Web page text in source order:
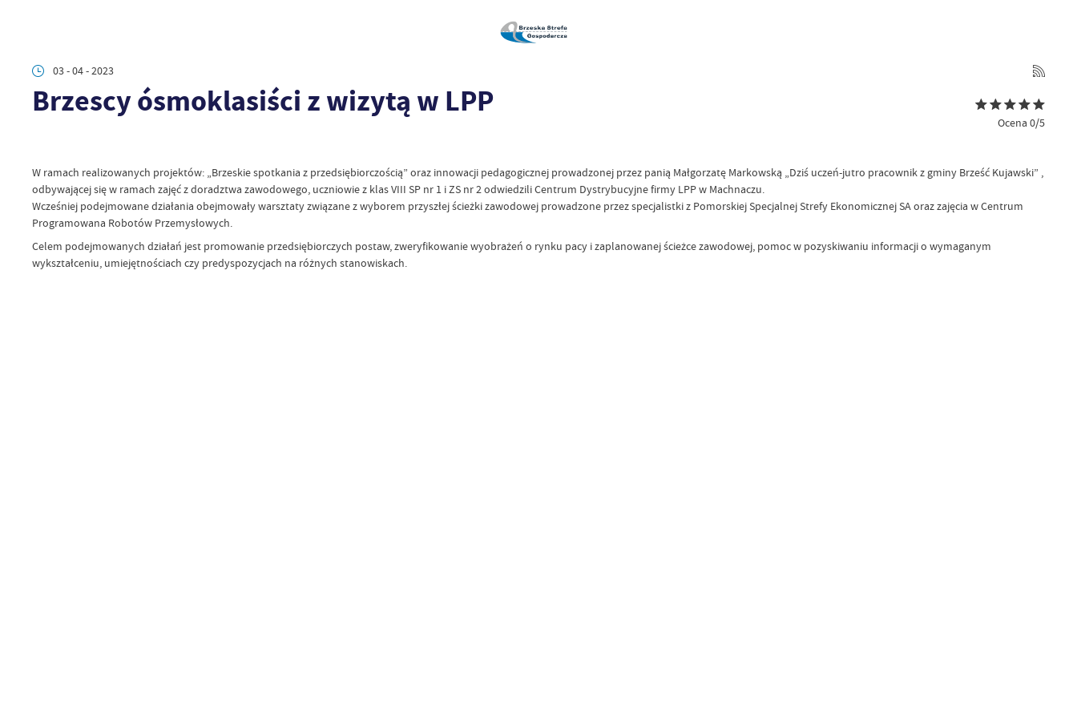
03 - 04 - 2023
Brzescy ósmoklasiści z wizytą w LPP
Ocena 0/5
W ramach realizowanych projektów: „Brzeskie spotkania z przedsiębiorczością” oraz innowacji pedagogicznej prowadzonej przez panią Małgorzatę Markowską „Dziś uczeń-jutro pracownik z gminy Brześć Kujawski” ,
odbywającej się w ramach zajęć z doradztwa zawodowego, uczniowie z klas VIII SP nr 1 i ZS nr 2 odwiedzili Centrum Dystrybucyjne firmy LPP w Machnaczu.
Wcześniej podejmowane działania obejmowały warsztaty związane z wyborem przyszłej ścieżki zawodowej prowadzone przez specjalistki z Pomorskiej Specjalnej Strefy Ekonomicznej SA oraz zajęcia w Centrum
Programowana Robotów Przemysłowych.
Celem podejmowanych działań jest promowanie przedsiębiorczych postaw, zweryfikowanie wyobrażeń o rynku pacy i zaplanowanej ścieżce zawodowej, pomoc w pozyskiwaniu informacji o wymaganym
wykształceniu, umiejętnościach czy predyspozycjach na różnych stanowiskach.